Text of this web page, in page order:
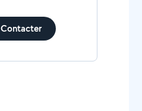
Contacter